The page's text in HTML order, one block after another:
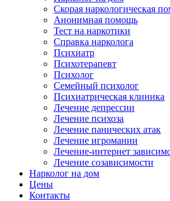
Скорая наркологическая
Анонимная помощь
Тест на наркотики
Справка нарколога
Психиатр
Психотерапевт
Психолог
Семейный психолог
Психиатрическая клиника
Лечение депрессии
Лечение психоза
Лечение панических атак
Лечение игромании
Лечение-интернет
Лечение созависимости
Нарколог на дом
Цены
Контакты